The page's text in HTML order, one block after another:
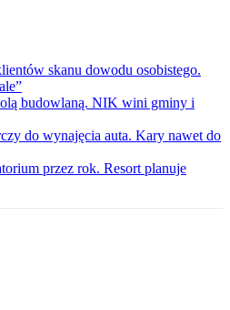
skanu dowodu osobistego.
budowlaną. NIK wini gminy i
do wynajęcia auta. Kary nawet do
przez rok. Resort planuje